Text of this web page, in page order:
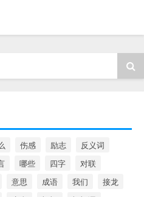
伤感 励志
反义词
哪些 四字
对联
意思 成语 我们
接龙